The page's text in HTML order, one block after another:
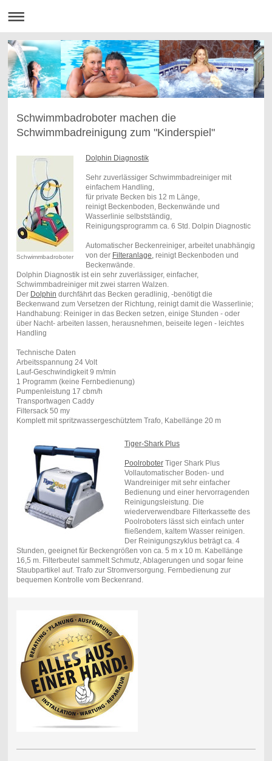
Schwimmbadroboter machen die
Schwimmbadreinigung zum "Kinderspiel"
Schwimmbadroboter
Dolphin Diagnostik
Sehr zuverlässiger Schwimmbadreiniger mit
einfachem Handling,
für private Becken bis 12 m Länge,
reinigt Beckenboden, Beckenwände und
Wasserlinie selbstständig,
Reinigungsprogramm ca. 6 Std. Dolpin Diagnostic
Automatischer Beckenreiniger, arbeitet unabhängig
von der Filteranlage, reinigt Beckenboden und
Beckenwände.
Dolphin Diagnostik ist ein sehr zuverlässiger, einfacher,
Schwimmbadreiniger mit zwei starren Walzen.
Der Dolphin durchfährt das Becken geradlinig, -benötigt die
Beckenwand zum Versetzen der Richtung, reinigt damit die Wasserlinie;
Handhabung: Reiniger in das Becken setzen, einige Stunden - oder
über Nacht- arbeiten lassen, herausnehmen, beiseite legen - leichtes
Handling
Technische Daten
Arbeitsspannung 24 Volt
Lauf-Geschwindigkeit 9 m/min
1 Programm (keine Fernbedienung)
Pumpenleistung 17 cbm/h
Transportwagen Caddy
Filtersack 50 my
Komplett mit spritzwassergeschütztem Trafo, Kabellänge 20 m
Tiger-Shark Plus
PoolroboterTiger Shark Plus
Vollautomatischer Boden- und
Wandreiniger mit sehr einfacher
Bedienung und einer hervorragenden
Reinigungsleistung. Die
wiederverwendbare Filterkassette des
Poolroboters lässt sich einfach unter
fließendem, kaltem Wasser reinigen.
Der Reinigungszyklus beträgt ca. 4
Stunden, geeignet für Beckengrößen von ca. 5 m x 10 m. Kabellänge
16,5 m. Filterbeutel sammelt Schmutz, Ablagerungen und sogar feine
Staubpartikel auf. Trafo zur Stromversorgung. Fernbedienung zur
bequemen Kontrolle vom Beckenrand.